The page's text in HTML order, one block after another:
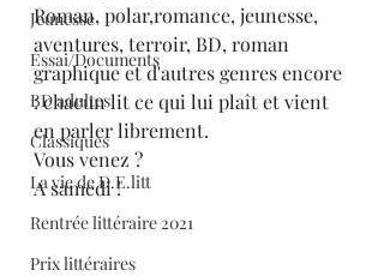
Jeunesse
Essai/Documents
BD adultes
Classiques
La vie de D.E.litt
Rentrée littéraire 2021
Prix littéraires
Roman, polar,romance, jeunesse,
aventures, terroir, BD, roman
graphique et d'autres genres encore
: chacun lit ce qui lui plaît et vient
en parler librement.
Vous venez ?
A samedi !